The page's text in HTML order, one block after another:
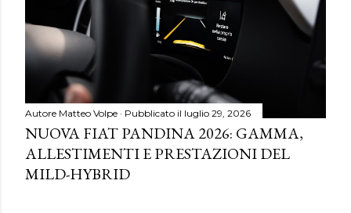
Autore Matteo Volpe Pubblicato il luglio 29, 2026
NUOVA FIAT PANDINA 2026: GAMMA,
ALLESTIMENTI E PRESTAZIONI DEL
MILD-HYBRID